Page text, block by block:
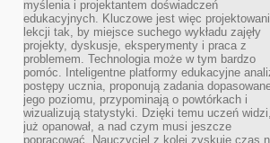
myślenia i projektantem doświadczeń
edukacyjnych. Kluczowe jest więc
lekcji tak, by miejsce suchego wykładu zajęły
projekty, dyskusje, eksperymenty i praca z
problemem. Technologia może w tym bardzo
pomóc. Inteligentne platformy edukacyjne
postępy ucznia, proponują zadania
jego poziomu, przypominają o powtórkach i
wizualizują statystyki. Dzięki temu uczeń
już opanował, a nad czym musi jeszcze
popracować. Nauczyciel z kolei zyskuje czas